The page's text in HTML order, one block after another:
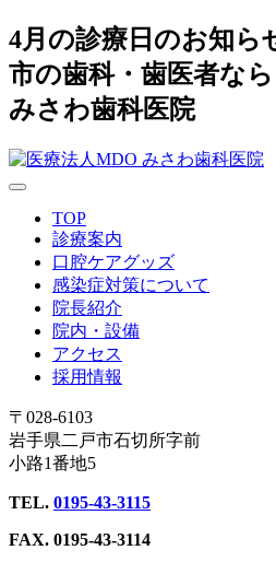
4月の診療日のお知ら
市の歯科・歯医者な
みさわ歯科医院
TOP
診療案内
口腔ケアグッズ
感染症対策について
院長紹介
院内・設備
アクセス
採用情報
〒028-6103
岩手県二戸市石切所字前
小路1番地5
TEL. 0195-43-3115
FAX. 0195-43-3114